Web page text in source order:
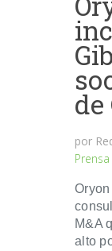
de
por
Prensa
M&A
alto